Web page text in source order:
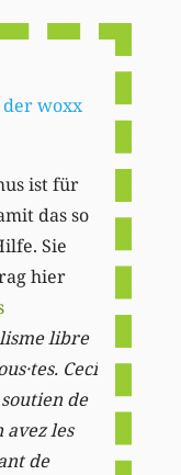
der woxx
ist für
das so
Sie
hier
libre
Ceci
de
avez les
de